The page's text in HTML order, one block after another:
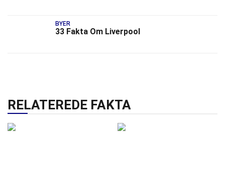
BYER
33 Fakta Om Liverpool
RELATEREDE FAKTA